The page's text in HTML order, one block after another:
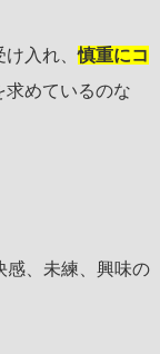
け入れ、慎重にコ
求めているのな
感、未練、興味の